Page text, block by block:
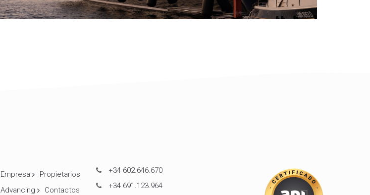
Empresa
Propietarios
Advancing
Contactos
+34 602.646.670
+34 691.123.964